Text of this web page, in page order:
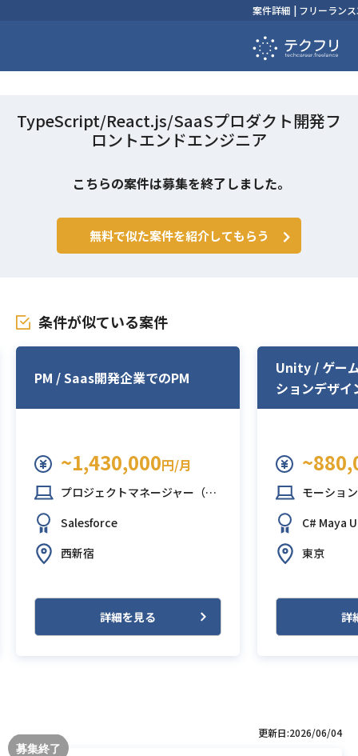
案件詳細 | フリーラン
TypeScript/React.js/SaaSプロダクト開発フ
ロントエンドエンジニア
こちらの案件は募集を終了しました。
無料で似た案件を紹介してもらう
条件が似ている案件
PM / Saas開発企業でのPM
~1,430,000円/月
プロジェクトマネージャー（PM）
Salesforce
西新宿
詳細を見る
Unity / ゲー
ションデザイ
モーショ
C# Maya
東京
詳
更新日:2026/06/04